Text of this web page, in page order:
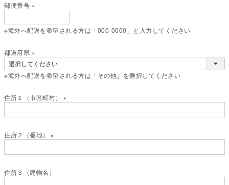
)
郵便番号
必
※海外へ配送を希望される方は「000-0000」と入力してください
都道府県
(
必
)
※海外へ配送を希望される方は「その他」を選択してください
住所１（市区町村）
必
)
住所２（番地）
必
)
住所３（建物名）